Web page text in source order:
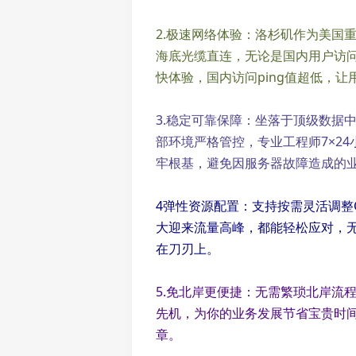
2.极速网络体验：洛杉矶作为美国
海底光缆直连，无论是国内用户访
快体验，国内访问ping值超低，让
3.稳定可靠保障：坐落于顶级数据
部环境严格管控，专业工程师
牢根基，避免因服务器故障造成的
4弹性资源配置：支持按需灵活调
大迎来流量高峰，都能轻松应对，
在刀刃上。
5.免北岸更便捷：无需繁琐北岸流
先机，为你的业务发展节省宝贵时
章。